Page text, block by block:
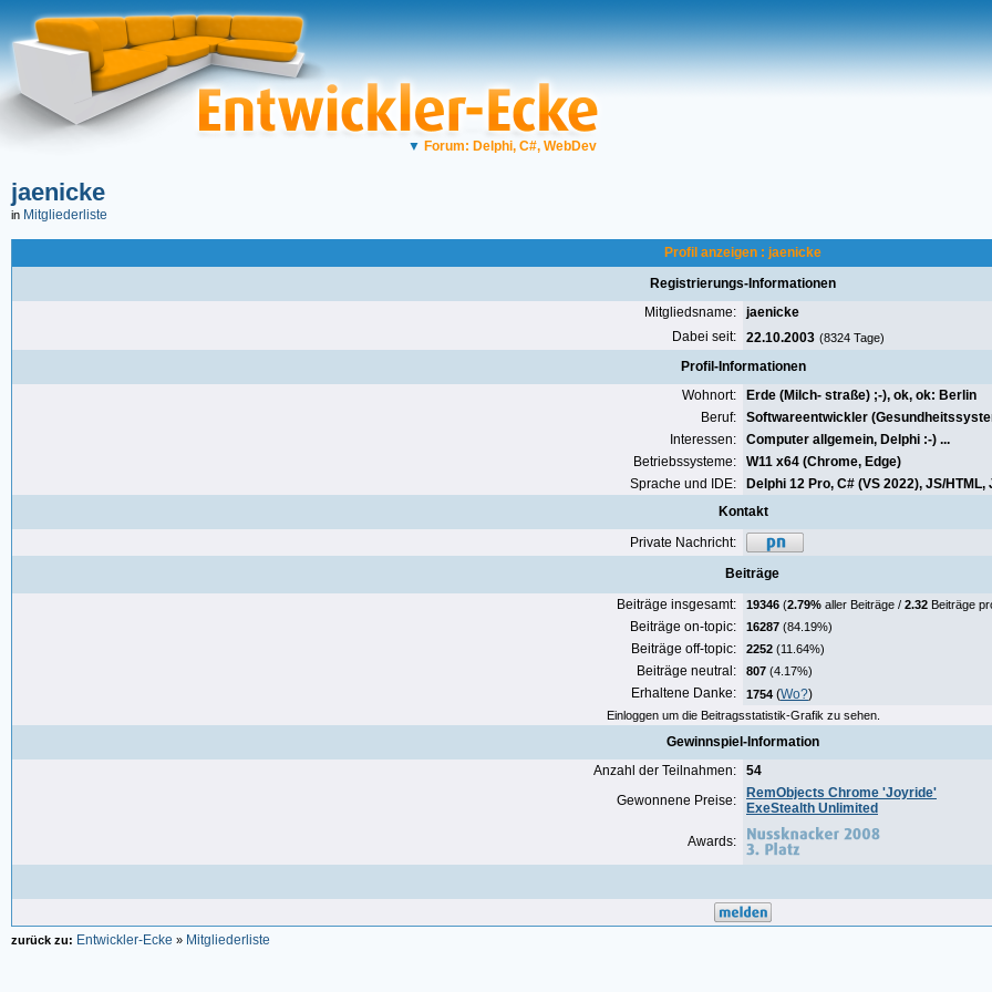
▼ Forum: Delphi, C#, WebDev
jaenicke
in Mitgliederliste
Profil anzeigen : jaenicke
Registrierungs-Informationen
Mitgliedsname:
jaenicke
Dabei seit:
22.10.2003 (8324 Tage)
Profil-Informationen
Wohnort:
Erde (Milch- straße) ;-), ok, ok: Berlin
Beruf:
Softwareentwickler
Interessen:
Computer allgemein, Delphi :-) ...
Betriebssysteme:
W11 x64 (Chrome, Edge)
Sprache und IDE:
Delphi 12 Pro, C# (VS 2022), JS/
Kontakt
Private Nachricht:
Beiträge
Beiträge insgesamt:
19346 (2.79% aller Beiträge / 2.32 Beiträge
Beiträge on-topic: 16287 (84.19%)
Beiträge off-topic: 2252 (11.64%)
Beiträge neutral: 807 (4.17%)
Erhaltene Danke: 1754 (Wo?)
Einloggen um die Beitragsstatistik-Grafik zu sehen.
Gewinnspiel-Information
Anzahl der Teilnahmen:
54
Gewonnene Preise:
RemObjects Chrome 'Joyride'
ExeStealth Unlimited
Awards:
zurück zu: Entwickler-Ecke » Mitgliederliste